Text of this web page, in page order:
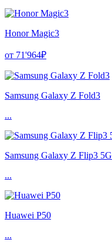
Honor Magic3
от 71'964₽
Samsung Galaxy Z Fold3
...
Samsung Galaxy Z Flip3 5G
...
Huawei P50
...